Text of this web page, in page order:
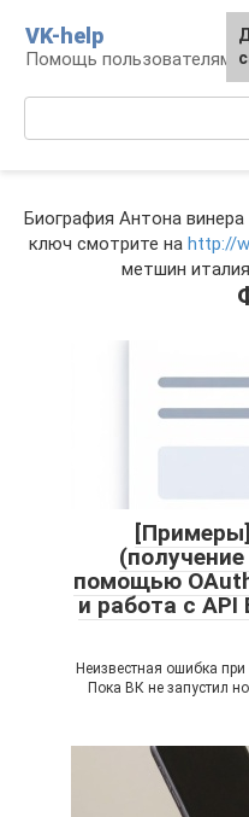
контенту
VK-help
Помощь пользователям
Биография Антона винера
ключ смотрите на http://
метшин италия
помощью
и работа с API
Неизвестная ошибка
Пока ВК не запустил